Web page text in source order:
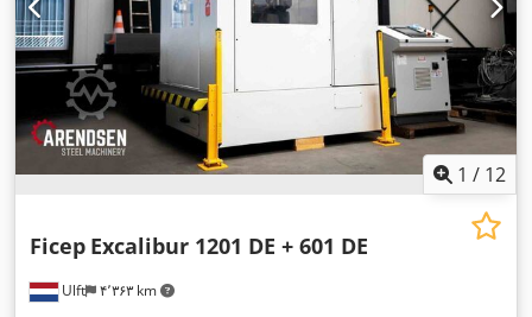
1 / 12
Ulft ۴٬۳۶۳ km
Ficep Excalibur 1201 DE + 601 DE